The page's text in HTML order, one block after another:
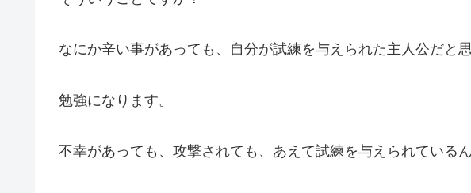
なにか辛い事があっても、自分が試練を与えられた主人公だと
勉強になります。
不幸があっても、攻撃されても、あえて試練を与えられている